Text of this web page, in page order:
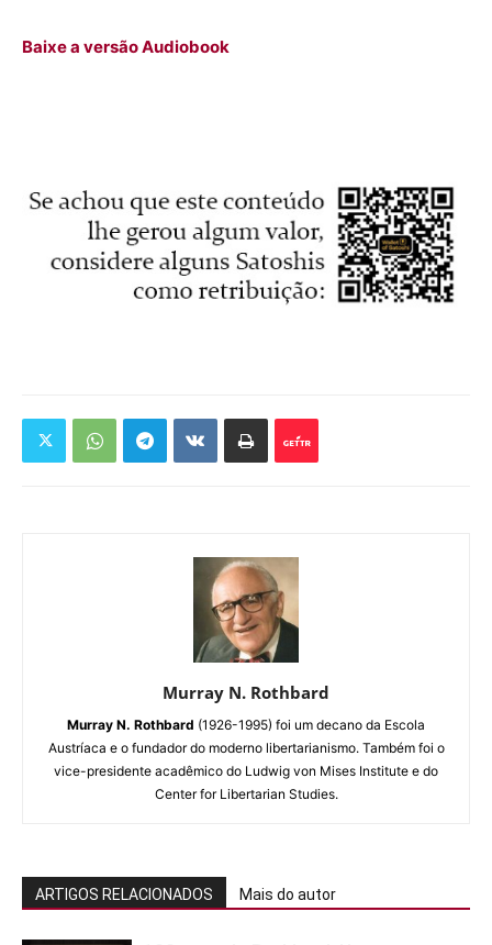
Baixe a versão Audiobook
Murray N. Rothbard
Murray N. Rothbard (1926-1995) foi um decano da Escola
Austríaca e o fundador do moderno libertarianismo. Também foi o
vice-presidente acadêmico do Ludwig von Mises Institute e do
Center for Libertarian Studies.
ARTIGOS RELACIONADOS Mais do autor